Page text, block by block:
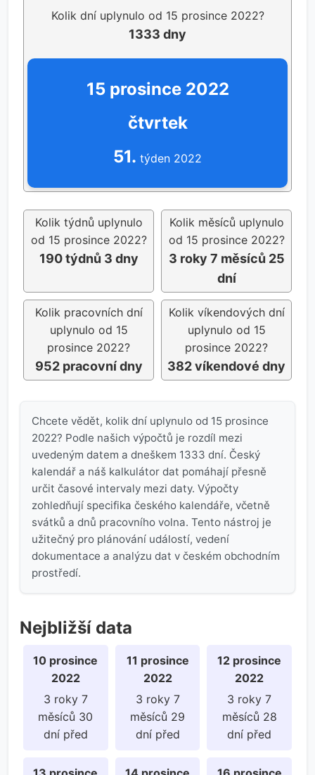
Kolik dní uplynulo od 15 prosince 2022?
1333 dny
15 prosince 2022
čtvrtek
51. týden 2022
Kolik týdnů uplynulo
od 15 prosince 2022?
190 týdnů 3 dny
Kolik měsíců uplynulo
od 15 prosince 2022?
3 roky 7 měsíců 25
dní
Kolik pracovních dní
uplynulo od 15
prosince 2022?
952 pracovní dny
Kolik víkendových dní
uplynulo od 15
prosince 2022?
382 víkendové dny
Chcete vědět, kolik dní uplynulo od 15 prosince
2022? Podle našich výpočtů je rozdíl mezi
uvedeným datem a dneškem 1333 dní. Český
kalendář a náš kalkulátor dat pomáhají přesně
určit časové intervaly mezi daty. Výpočty
zohledňují specifika českého kalendáře, včetně
svátků a dnů pracovního volna. Tento nástroj je
užitečný pro plánování událostí, vedení
dokumentace a analýzu dat v českém obchodním
prostředí.
Nejbližší data
10 prosince
2022
3 roky 7
měsíců 30
dní před
11 prosince
2022
3 roky 7
měsíců 29
dní před
12 prosince
2022
3 roky 7
měsíců 28
dní před